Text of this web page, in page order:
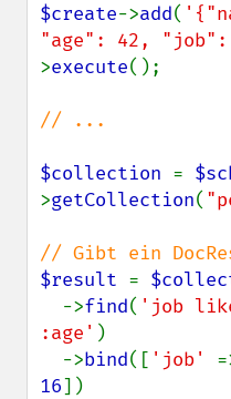
$create->add(
"age": 42,
>execute();
// ...
$collection =
>getCollection(
$result =
->find( 'job
:age' )
  ->
bind([ 'job'
16])